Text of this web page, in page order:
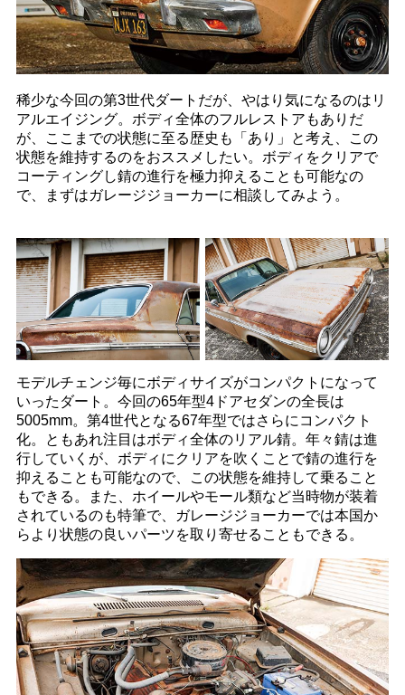
稀少な今回の第3世代ダートだが、やはり気になるのはリ
アルエイジング。ボディ全体のフルレストアもありだ
が、ここまでの状態に至る歴史も「あり」と考え、この
状態を維持するのをおススメしたい。ボディをクリアで
コーティングし錆の進行を極力抑えることも可能なの
で、まずはガレージジョーカーに相談してみよう。
モデルチェンジ毎にボディサイズがコンパクトになって
いったダート。今回の65年型4ドアセダンの全長は
5005mm。第4世代となる67年型ではさらにコンパクト
化。ともあれ注目はボディ全体のリアル錆。年々錆は進
行していくが、ボディにクリアを吹くことで錆の進行を
抑えることも可能なので、この状態を維持して乗ること
もできる。また、ホイールやモール類など当時物が装着
されているのも特筆で、ガレージジョーカーでは本国か
らより状態の良いパーツを取り寄せることもできる。